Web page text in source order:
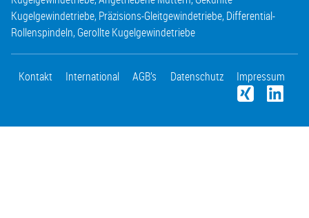
Kugelgewindetriebe, Präzisions-Gleitgewindetriebe, Differential-
Rollenspindeln, Gerollte Kugelgewindetriebe
Kontakt International AGB’s Datenschutz Impressum